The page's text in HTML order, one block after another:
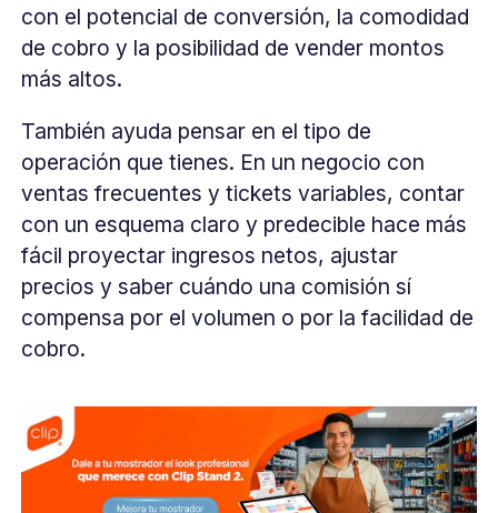
con el potencial de conversión, la comodidad
de cobro y la posibilidad de vender montos
más altos.
También ayuda pensar en el tipo de
operación que tienes. En un negocio con
ventas frecuentes y tickets variables, contar
con un esquema claro y predecible hace más
fácil proyectar ingresos netos, ajustar
precios y saber cuándo una comisión sí
compensa por el volumen o por la facilidad de
cobro.